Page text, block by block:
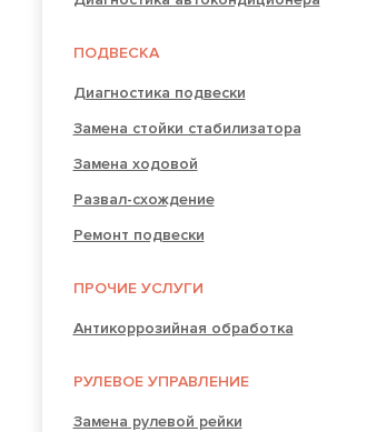
ПОДВЕСКА
Диагностика подвески
Замена стойки стабилизатора
Замена ходовой
Развал-схождение
Ремонт подвески
ПРОЧИЕ УСЛУГИ
Антикоррозийная обработка
РУЛЕВОЕ УПРАВЛЕНИЕ
Замена рулевой рейки